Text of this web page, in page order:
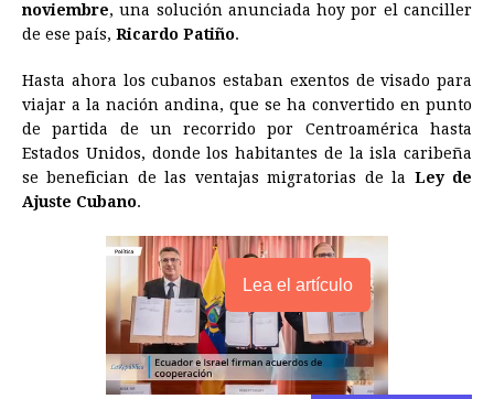
noviembre, una solución anunciada hoy por el canciller
de ese país, Ricardo Patiño.
Hasta ahora los cubanos estaban exentos de visado para
viajar a la nación andina, que se ha convertido en punto
de partida de un recorrido por Centroamérica hasta
Estados Unidos, donde los habitantes de la isla caribeña
se benefician de las ventajas migratorias de la Ley de
Ajuste Cubano.
Lea el artículo